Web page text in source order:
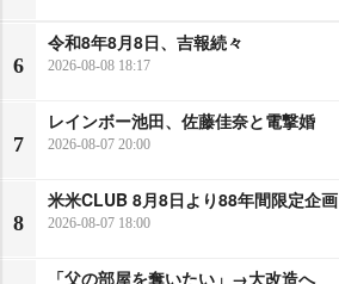
6
令和8年8月8日、吉報続々
2026-08-08 18:17
7
レインボー池田、佐藤佳奈と電撃婚
2026-08-07 20:00
8
米米CLUB 8月8日より88年間限定企画
2026-08-07 18:00
「父の部屋を奪いたい」→大改造へ